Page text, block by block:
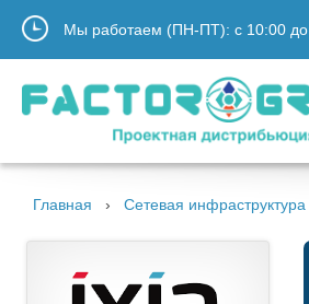
Мы работаем (ПН-ПТ): с 10:00 до
Главная Сетевая инфраструктура